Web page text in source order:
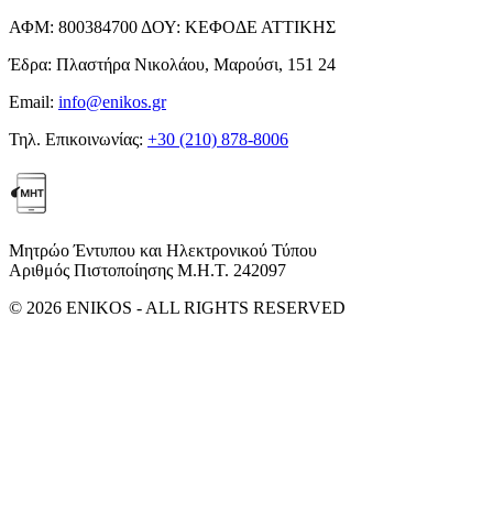
ΑΦΜ: 800384700 ΔΟΥ: ΚΕΦΟΔΕ ΑΤΤΙΚΗΣ
Έδρα: Πλαστήρα Νικολάου, Μαρούσι, 151 24
Email: info@enikos.gr
Τηλ. Επικοινωνίας: +30 (210) 878-8006
Μητρώο Έντυπου και Ηλεκτρονικού Τύπου
Αριθμός Πιστοποίησης Μ.Η.Τ. 242097
© 2026 ENIKOS - ALL RIGHTS RESERVED